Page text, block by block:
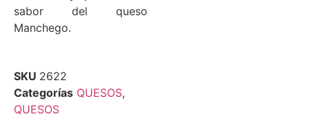
sabor del queso
Manchego.
SKU 2622
Categorías QUESOS,
QUESOS